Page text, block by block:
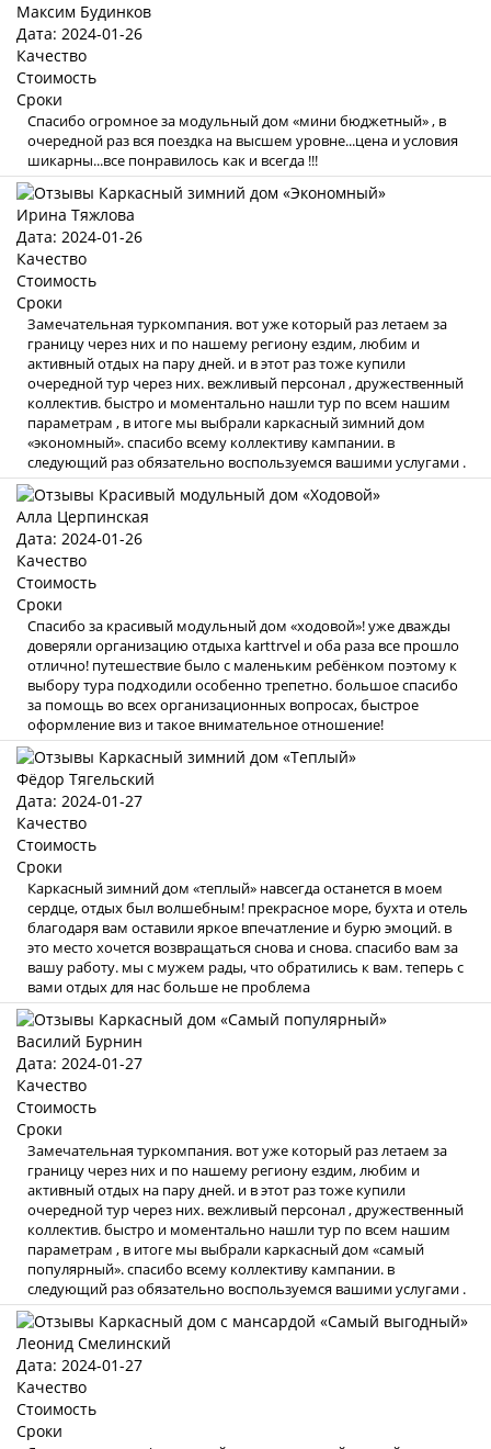
Максим Будинков
Дата: 2024-01-26
Качество
Стоимость
Сроки
Спасибо огромное за модульный дом «мини бюджетный» , в
очередной раз вся поездка на высшем уровне...цена и условия
шикарны...все понравилось как и всегда !!!
Ирина Тяжлова
Дата: 2024-01-26
Качество
Стоимость
Сроки
Замечательная туркомпания. вот уже который раз летаем за
границу через них и по нашему региону ездим, любим и
активный отдых на пару дней. и в этот раз тоже купили
очередной тур через них. вежливый персонал , дружественный
коллектив. быстро и моментально нашли тур по всем нашим
параметрам , в итоге мы выбрали каркасный зимний дом
«экономный». спасибо всему коллективу кампании. в
следующий раз обязательно воспользуемся вашими услугами .
Алла Церпинская
Дата: 2024-01-26
Качество
Стоимость
Сроки
Спасибо за красивый модульный дом «ходовой»! уже дважды
доверяли организацию отдыха karttrvel и оба раза все прошло
отлично! путешествие было с маленьким ребёнком поэтому к
выбору тура подходили особенно трепетно. большое спасибо
за помощь во всех организационных вопросах, быстрое
оформление виз и такое внимательное отношение!
Фёдор Тягельский
Дата: 2024-01-27
Качество
Стоимость
Сроки
Каркасный зимний дом «теплый» навсегда останется в моем
сердце, отдых был волшебным! прекрасное море, бухта и отель
благодаря вам оставили яркое впечатление и бурю эмоций. в
это место хочется возвращаться снова и снова. спасибо вам за
вашу работу. мы с мужем рады, что обратились к вам. теперь с
вами отдых для нас больше не проблема
Василий Бурнин
Дата: 2024-01-27
Качество
Стоимость
Сроки
Замечательная туркомпания. вот уже который раз летаем за
границу через них и по нашему региону ездим, любим и
активный отдых на пару дней. и в этот раз тоже купили
очередной тур через них. вежливый персонал , дружественный
коллектив. быстро и моментально нашли тур по всем нашим
параметрам , в итоге мы выбрали каркасный дом «самый
популярный». спасибо всему коллективу кампании. в
следующий раз обязательно воспользуемся вашими услугами .
Леонид Смелинский
Дата: 2024-01-27
Качество
Стоимость
Сроки